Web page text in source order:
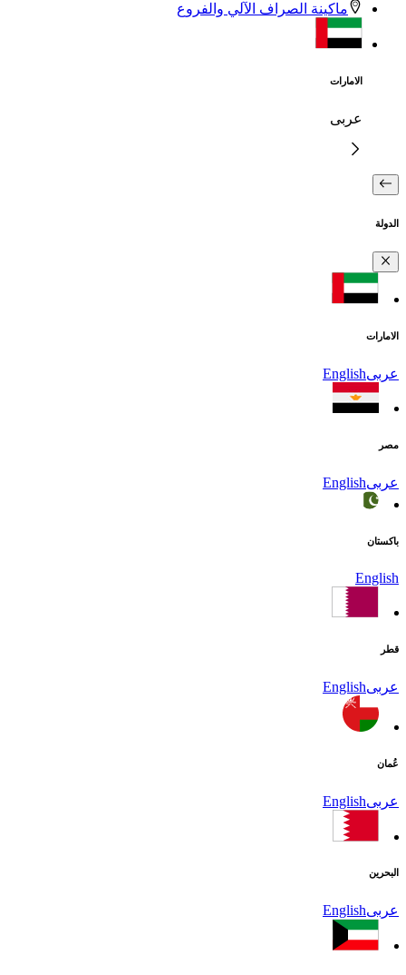
ماكينة الصراف الآلي والفروع
الامارات
عربى
الدولة
الامارات
عربى English
مصر
عربى English
باكستان
English
قطر
عربى English
عُمان
عربى English
البحرين
عربى English